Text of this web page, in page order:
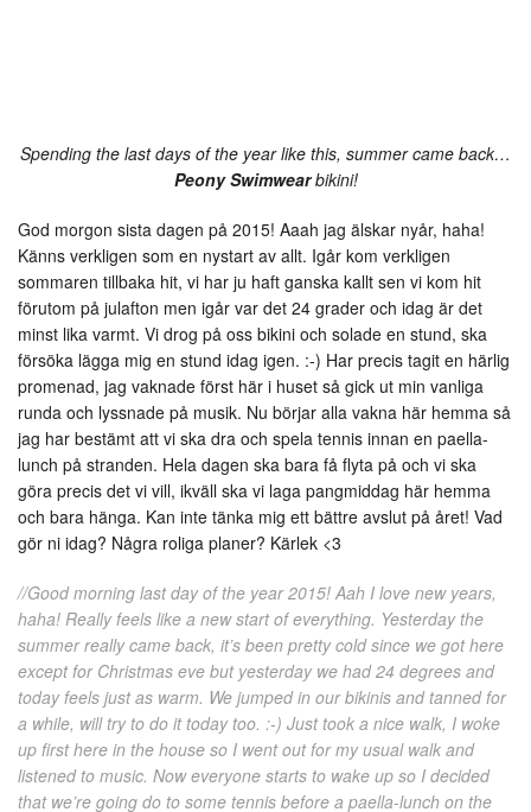
Spending the last days of the year like this, summer came back…
Peony Swimwearbikini!
God morgon sista dagen på 2015! Aaah jag älskar nyår, haha!
Känns verkligen som en nystart av allt. Igår kom verkligen
sommaren tillbaka hit, vi har ju haft ganska kallt sen vi kom hit
förutom på julafton men igår var det 24 grader och idag är det
minst lika varmt. Vi drog på oss bikini och solade en stund, ska
försöka lägga mig en stund idag igen. :-) Har precis tagit en härlig
promenad, jag vaknade först här i huset så gick ut min vanliga
runda och lyssnade på musik. Nu börjar alla vakna här hemma så
jag har bestämt att vi ska dra och spela tennis innan en paella-
lunch på stranden. Hela dagen ska bara få flyta på och vi ska
göra precis det vi vill, ikväll ska vi laga pangmiddag här hemma
och bara hänga. Kan inte tänka mig ett bättre avslut på året! Vad
gör ni idag? Några roliga planer? Kärlek <3
//Good morning last day of the year 2015! Aah I love new years,
haha! Really feels like a new start of everything. Yesterday the
summer really came back, it’s been pretty cold since we got here
except for Christmas eve but yesterday we had 24 degrees and
today feels just as warm. We jumped in our bikinis and tanned for
a while, will try to do it today too. :-) Just took a nice walk, I woke
up first here in the house so I went out for my usual walk and
listened to music. Now everyone starts to wake up so I decided
that we’re going do to some tennis before a paella-lunch on the